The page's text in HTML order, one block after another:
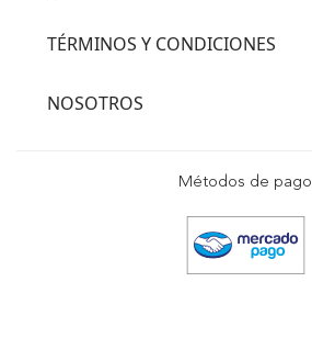
TÉRMINOS Y CONDICIONES
NOSOTROS
Métodos de pago